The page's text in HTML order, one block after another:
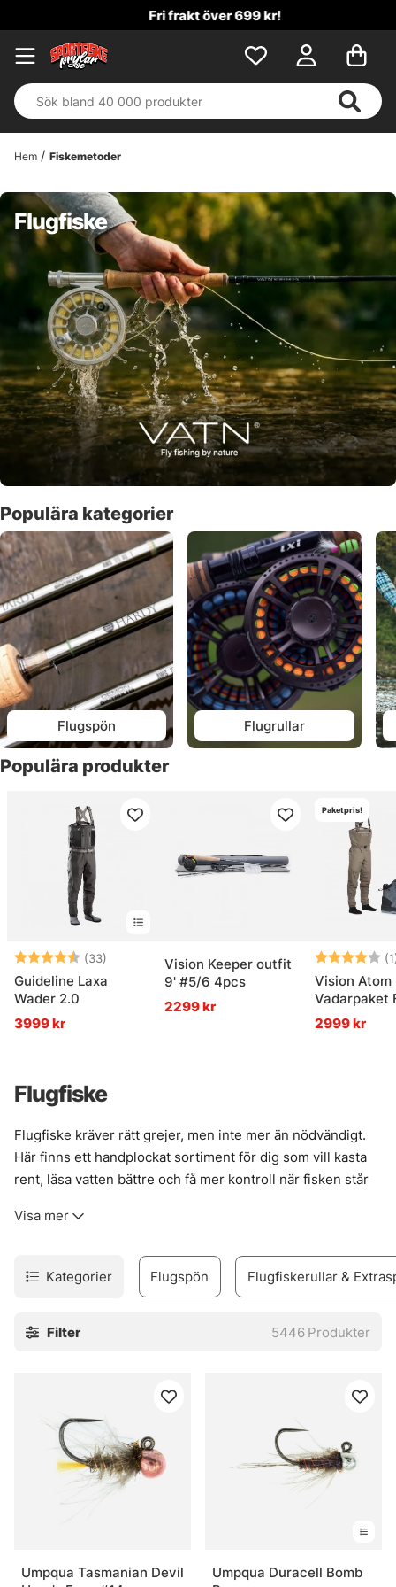
Fri frakt över 699 kr!
Hem Fiskemetoder
Flugfiske
Populära kategorier
Flugspön Flugrullar
Populära produkter
Betyg: (33)
4.6 utav 5 stjärnor
Guideline Laxa
Wader 2.0
3999 kr
Vision Keeper outfit
9' #5/6 4pcs
2299 kr
Paketpris!
Betyg:
Vision Atom
Vadarpaket
2999 kr
Flugfiske
Flugfiske kräver rätt grejer, men inte mer än nödvändigt.
Här finns ett handplockat sortiment för dig som vill kasta
rent, läsa vatten bättre och få mer kontroll när fisken står
och linor till flugor, flugbindningsmaterial, vadare och set
Urvalet är byggt för verkligt fiske. Inte prydnad. Därför
finns produkter för både erfarna flugfiskare och nybörjare
Vision, Simms, Patagonia, A.Jensen, Sage, RIO, Loop,
I webbshoppen och i butiken i Stockholm finns också råd
som faktiskt går att använda vid älven. Och den nya Fly
Shop på Hornsgatan 148 är väl värd ett besök för den som
vill se prylarna på nära håll och känna skillnaden mellan
Visa mer
Kategorier Flugspön Flugfiskerullar &
Filter 5446 Produkter
Umpqua Tasmanian Devil
Umpqua Duracell Bomb